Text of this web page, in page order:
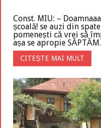
Const. MIU: –
școală! se auzi din
pomenești că vrei să
așa se apropie
CITEȘTE MAI MULT